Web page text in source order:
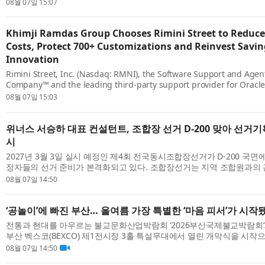
08월 07일 15:07
Khimji Ramdas Group Chooses Rimini Street to
Costs, Protect 700+ Customizations and Reinvest
Innovation
Rimini Street, Inc. (Nasdaq: RMNI), the Software Support and
Company™ and the leading third-party support provider for
software, today announced that Khimji Ramdas Group, one of
08월 07일 15:03
위너스 서승하 대표 컨설턴트, 조합장 선거 D-200 맞아 선거
시
2027년 3월 3일 실시 예정인 제4회 전국동시조합장선거가 D-200 국면
정자들의 선거 준비가 본격화되고 있다. 조합장선거는 지역 조합원과의
조직력, 공약의 현실성, 선거 공보의 완성도, 위탁선거법 준수 여부가 함
08월 07일 14:50
‘공놀이’에 빠진 부산… 올여름 가장 특별한 ‘마음 피서’가 시작
전통과 현대를 아우르는 불교문화산업박람회 ‘2026부산국제불교박람회
부산 벡스코(BEXCO) 제1전시장 3홀 특설무대에서 열린 개막식을 시작
렸다. 9일까지 진행되는 이번 박람회는 약 355개 부스 규모로 열리며,
08월 07일 14:50